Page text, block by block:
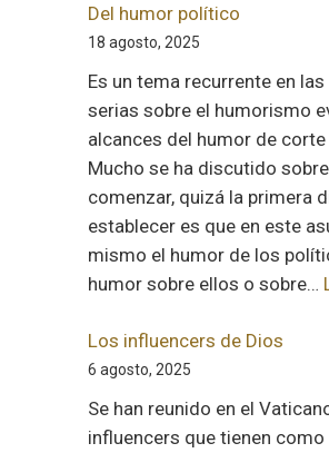
a
la
venezolana
Del humor político
18 agosto, 2025
Es un tema recurrente en
serias sobre el humorismo
alcances del humor de
Mucho se ha discutido
comenzar, quizá la primera
establecer es que en este
mismo el humor de los
humor sobre ellos o sobre…
Los influencers de Dios
6 agosto, 2025
Se han reunido en el
influencers que tienen